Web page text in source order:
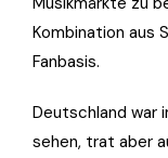
Kombination aus
Fanbasis.
Deutschland war
sehen, trat aber